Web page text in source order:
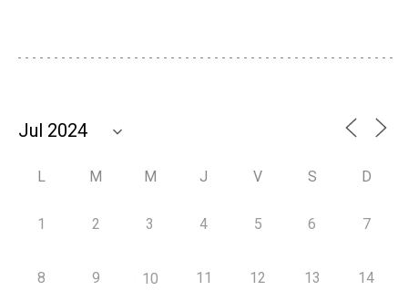
L M M J V S D
1 2 3 4 5 6 7
8 9 10 11 12 13 14